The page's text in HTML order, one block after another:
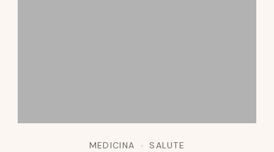
MEDICINA SALUTE